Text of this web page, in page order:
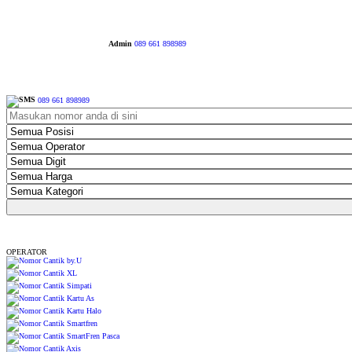
Admin 089 661 898989
089 661 898989
OPERATOR